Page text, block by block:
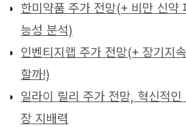
한미약품 주가 전망(+ 비만 신약
능성 분석)
인벤티지랩 주가 전망(+ 장기지
할까!)
일라이 릴리 주가 전망, 혁신적인
장 지배력